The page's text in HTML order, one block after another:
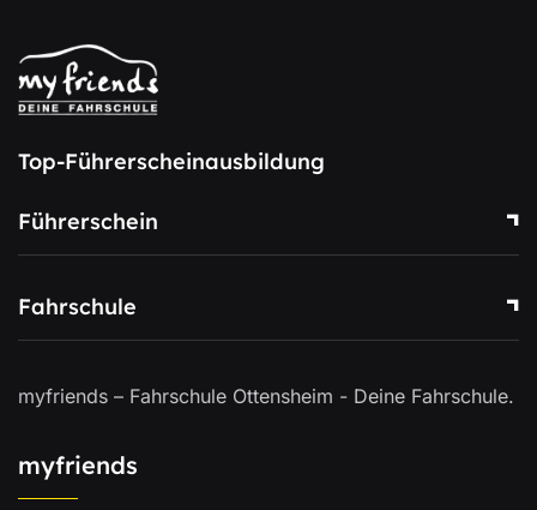
Top-Führerscheinausbildung
Führerschein
Fahrschule
myfriends – Fahrschule Ottensheim - Deine Fahrschule.
myfriends